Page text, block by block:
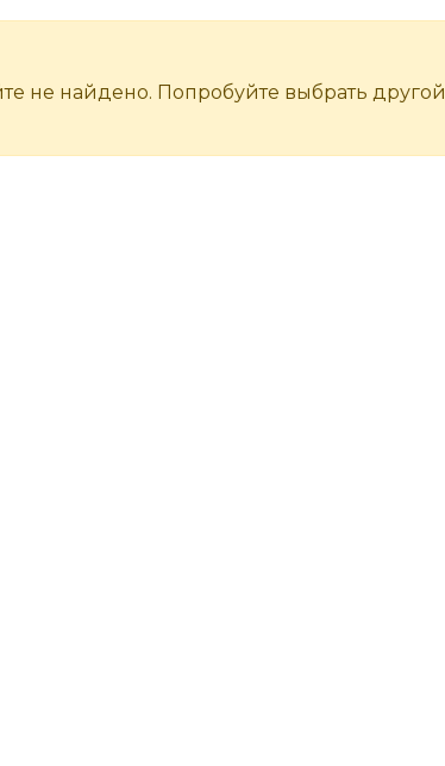
не найдено. Попробуйте выбрать другой